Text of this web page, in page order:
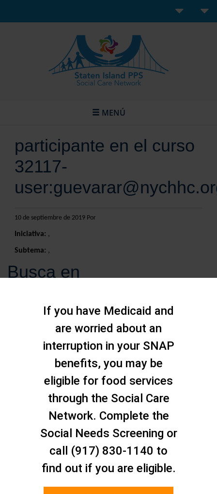
MENÚ
participante en el curso
32117-
10 de septiembre de 2019 Por
Iniciativa: ,
Subtema: ,
Busca en
Contáctenos
Red de Asistencia Social de
Staten Island
If you have Medicaid and
are worried about an
interruption in your SNAP
benefits, you may be
eligible for food services
through the Social Care
Network. Complete the
Social Needs Screening or
call (917) 830-1140 to
find out if you are eligible.